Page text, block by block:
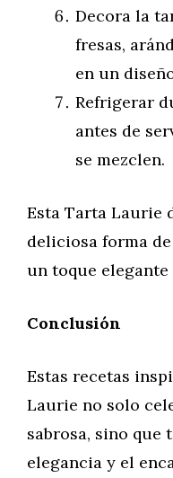
Decora la
fresas,
en un
Refrigerar
antes de
se mezclen.
Esta Tarta Laurie
deliciosa forma
un toque elegante
Conclusión
Estas recetas
Laurie no solo
sabrosa, sino que
elegancia y el